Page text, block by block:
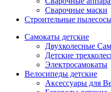
Сварочные маски
Строительные
Самокаты детские
Двухколесные
Детские
Электросамокаты
Велосипеды детские
Аксессуары для